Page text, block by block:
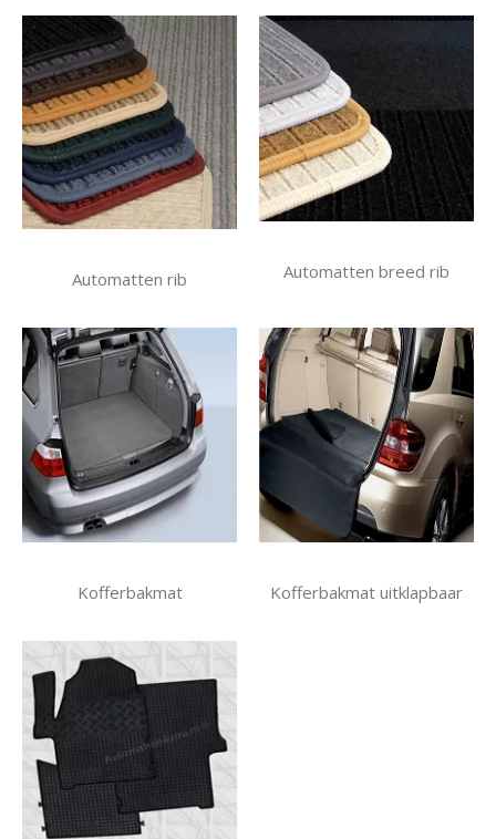
Automatten rib Automatten breed rib
Kofferbakmat Kofferbakmat uitklapbaar